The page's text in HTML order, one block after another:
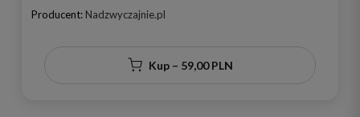
męża na rocznicę ślubu
Producent: Nadzwyczajnie.pl
Kup – 59,00 PLN